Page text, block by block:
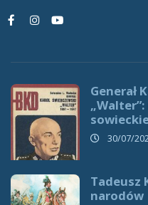
Generał
30/07/
Tadeusz
narodów